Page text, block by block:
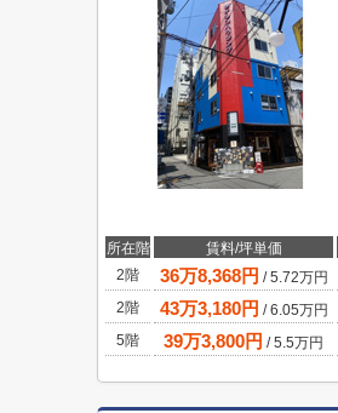
所在階 賃料/坪単価
2階
36万8,368円 /5.72万円
2階
43万3,180円 /6.05万円
5階
39万3,800円 /5.5万円